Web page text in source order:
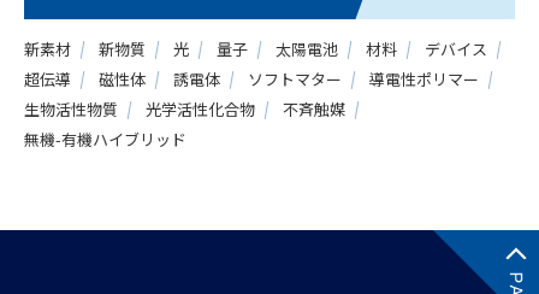
新素材 新物質 光 量子 太陽電池 材料
デバイス
超伝導
磁性体 誘電体 ソフトマター
導電性ポリマー
生物活性物質
光学活性化合物
不斉触媒
無機-有機ハイブリッド